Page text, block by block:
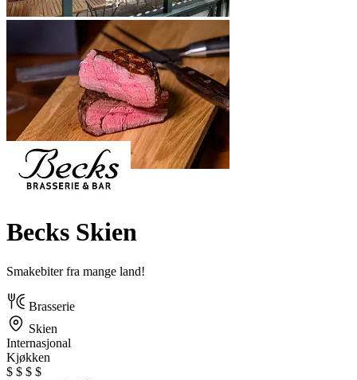
Becks Skien
Smakebiter fra mange land!
Brasserie
Skien
Internasjonal
Kjøkken
$ $ $ $